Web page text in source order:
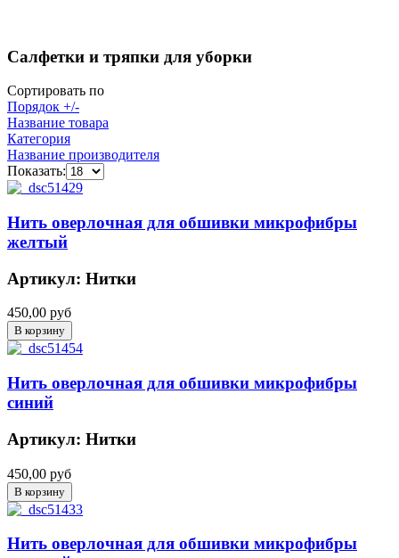
Салфетки и тряпки для уборки
Сортировать по
Порядок +/-
Название товара
Категория
Название производителя
Показать:
Нить оверлочная для обшивки микрофибры
желтый
Артикул: Нитки
450,00 руб
Нить оверлочная для обшивки микрофибры
синий
Артикул: Нитки
450,00 руб
Нить оверлочная для обшивки микрофибры